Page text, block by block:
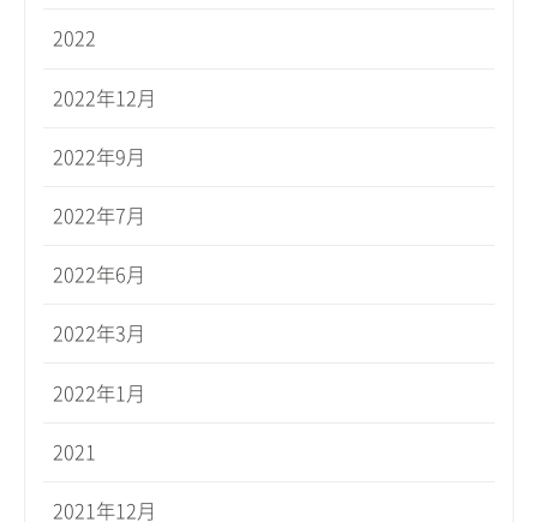
2022
2022年12月
2022年9月
2022年7月
2022年6月
2022年3月
2022年1月
2021
2021年12月